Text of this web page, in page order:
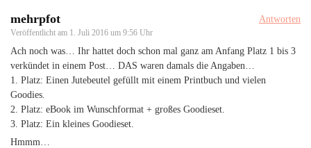
mehrpfot
Veröffentlicht am 1. Juli 2016 um 9:56 Uhr
Antworten
Ach noch was… Ihr hattet doch schon mal ganz am Anfang Platz 1 bis 3
verkündet in einem Post… DAS waren damals die Angaben…
1. Platz: Einen Jutebeutel gefüllt mit einem Printbuch und vielen
Goodies.
2. Platz: eBook im Wunschformat + großes Goodieset.
3. Platz: Ein kleines Goodieset.
Hmmm…